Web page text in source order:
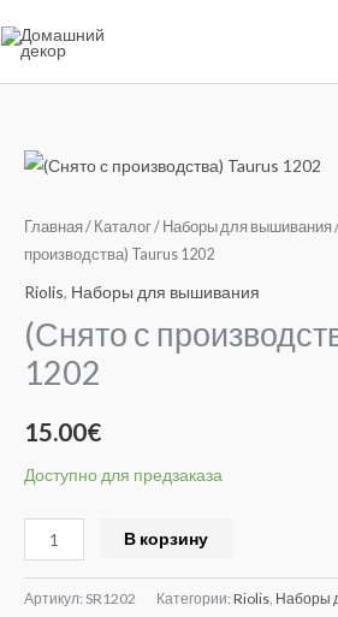
к
Главная / Каталог/ Наборы для вышивания
производства) Taurus 1202
Riolis, Наборы для вышивания
(Снято с
1202
15.00€
Доступно для предзаказа
Количество
(Снято
с
производства)
1202
В корзину
Артикул: SR1202 Категории: Riolis Наборы